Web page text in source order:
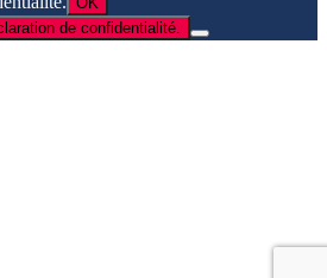
de confidentialité.